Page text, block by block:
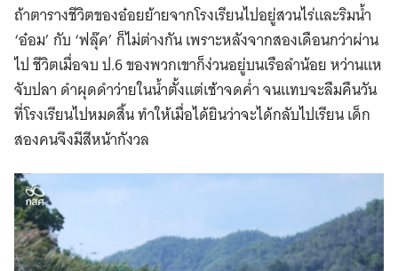
ถ้าตารางชีวิตของอ๋อยย้ายจากโรงเรียนไปอยู่สวนไร่และริมน้ำ
‘อ๋อม’ กับ ‘ฟลุ๊ค’ ก็ไม่ต่างกัน เพราะหลังจากสองเดือนกว่าผ่าน
ไป ชีวิตเมื่อจบ ป.6 ของพวกเขาก็ง่วนอยู่บนเรือลำน้อย หว่านแห
จับปลา ดำผุดดำว่ายในน้ำตั้งแต่เช้าจดค่ำ จนแทบจะลืมคืนวัน
ที่โรงเรียนไปหมดสิ้น ทำให้เมื่อได้ยินว่าจะได้กลับไปเรียน เด็ก
สองคนจึงมีสีหน้ากังวล